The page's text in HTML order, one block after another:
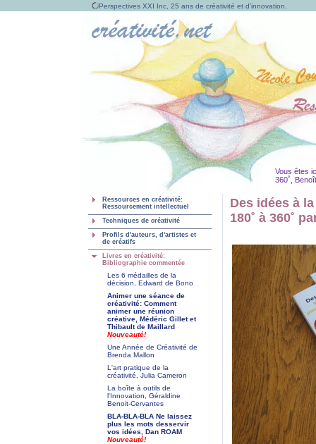
Perspectives XXI Inc, 25 ans de créativité et d'innovation.
Vous êtes
360˚,
Ressources en créativité:
Ressourcement intellectuel
Techniques de créativité
Profils d'auteurs, d'artistes et
de créatifs
Livres en créativité:
Bibliographie commentée
Les 6 médailles de la
décision, Edward de Bono
Animer une séance de
créativité: Comment
animer une réunion
créative, Médéric Gillet et
Thibault de Maillard
Nouveauté!
Une Année de Créativité de
Brenda Mallon
L'art pratique de la
créativité, Julia Cameron
La boîte à outils de
l'Innovation, Géraldine
Benoit-Cervantes
BLA-BLA-BLA Ne laissez
plus les mots desservir
vos idées, Dan ROAM
Nouveauté!
Des idées à
180˚ à 360˚